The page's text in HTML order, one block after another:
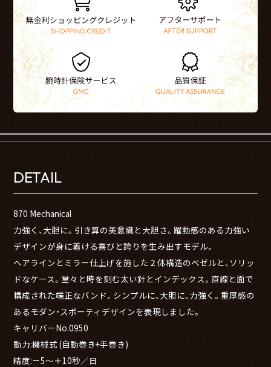
DETAIL
870 Mechanical
力強く、大胆に。引き算の美意識と大胆さ。躍動感のある力強い
デザインが身に着ける喜びと誇りを生み出すモデル。
ヘアラインとミラー仕上げを施した２体構造のベゼルと、ソリッ
ドなケース。堂々と時を刻む太い針とインデックス。直線と面で
構成された端正なバンド。シンプルに、大胆に、力強く。重厚感の
あるモダン・スポーティデザインを表現しました。
キャリバーNo.0950
動力:機械式 (自動巻き+手巻き)
精度:－5～＋10秒／日